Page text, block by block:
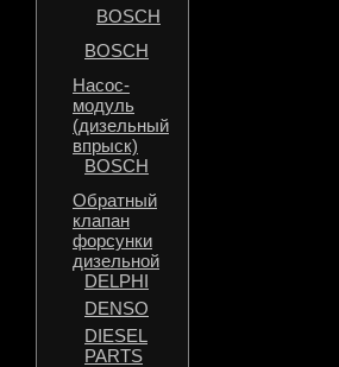
BOSCH
BOSCH
Насос-
модуль
(дизельный
впрыск)
BOSCH
Обратный
клапан
форсунки
дизельной
DELPHI
DENSO
DIESEL
PARTS